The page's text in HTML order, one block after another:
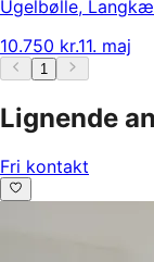
Ugelbølle,
10.750 kr.11. maj
1
Lignende
Fri kontakt